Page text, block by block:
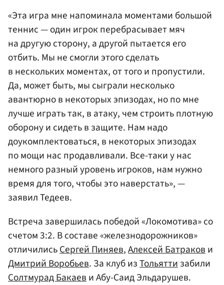
«Эта игра мне напоминала моментами большой
теннис — один игрок перебрасывает мяч
на другую сторону, а другой пытается его
отбить. Мы не смогли этого сделать
в нескольких моментах, от того и пропустили.
Да, может быть, мы сыграли несколько
авантюрно в некоторых эпизодах, но по мне
лучше играть так, в атаку, чем строить плотную
оборону и сидеть в защите. Нам надо
доукомплектоваться, в некоторых эпизодах
по мощи нас продавливали. Все-таки у нас
немного разный уровень игроков, нам нужно
время для того, чтобы это наверстать», —
заявил Тедеев.
Встреча завершилась победой «Локомотива» со
счетом 3:2. В составе «железнодорожников»
отличилисьСергей Пиняев,Алексей Батраков и
Дмитрий Воробьев. За клуб изТольятти забили
Солтмурад Бакаев и Абу-Саид Эльдарушев.